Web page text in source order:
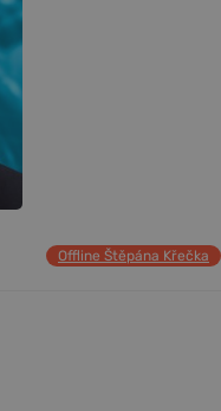
Offline Štěpána Křečka